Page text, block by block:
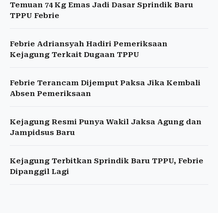
Temuan 74 Kg Emas Jadi Dasar Sprindik Baru
TPPU Febrie
Febrie Adriansyah Hadiri Pemeriksaan
Kejagung Terkait Dugaan TPPU
Febrie Terancam Dijemput Paksa Jika Kembali
Absen Pemeriksaan
Kejagung Resmi Punya Wakil Jaksa Agung dan
Jampidsus Baru
Kejagung Terbitkan Sprindik Baru TPPU, Febrie
Dipanggil Lagi